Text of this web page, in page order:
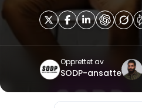
Opprettet av
SODP-ansatte